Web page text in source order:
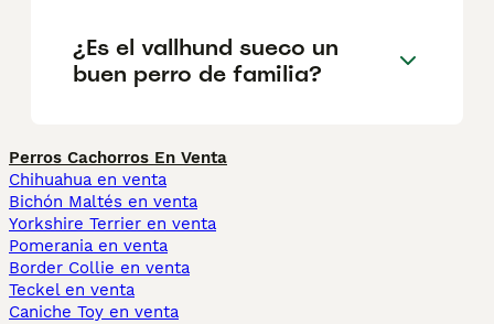
¿Es el vallhund sueco un
buen perro de familia?
Perros Cachorros En Venta
Chihuahua en venta
Bichón Maltés en venta
Yorkshire Terrier en venta
Pomerania en venta
Border Collie en venta
Teckel en venta
Caniche Toy en venta